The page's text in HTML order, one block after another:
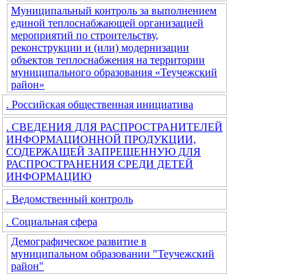
Муниципальный контроль за выполнением
единой теплоснабжающей организацией
мероприятий по строительству,
реконструкции и (или) модернизации
объектов теплоснабжения на территории
муниципального образования «Теучежский
район»
. Российская общественная инициатива
. СВЕДЕНИЯ ДЛЯ РАСПРОСТРАНИТЕЛЕЙ
ИНФОРМАЦИОННОЙ ПРОДУКЦИИ,
СОДЕРЖАЩЕЙ ЗАПРЕЩЕННУЮ ДЛЯ
РАСПРОСТРАНЕНИЯ СРЕДИ ДЕТЕЙ
ИНФОРМАЦИЮ
. Ведомственный контроль
. Социальная сфера
Демографическое развитие в
муниципальном образовании "Теучежский
район"